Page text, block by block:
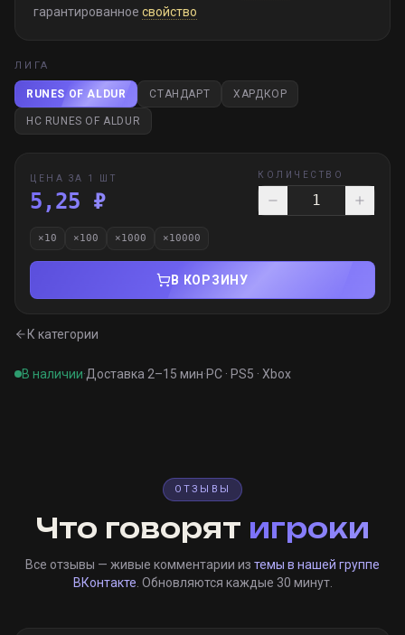
гарантированное свойство
ЛИГА
RUNES OF ALDUR СТАНДАРТ ХАРДКОР
HC RUNES OF ALDUR
ЦЕНА ЗА 1 ШТ
5,25 ₽
КОЛИЧЕСТВО
×10 ×100 ×1000 ×10000
В КОРЗИНУ
К категории
В наличии·Доставка 2–15 мин·PC · PS5 · Xbox
ОТЗЫВЫ
Что говорят игроки
Все отзывы — живые комментарии из темы в нашей группе
ВКонтакте . Обновляются каждые 30 минут.